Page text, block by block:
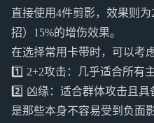
直接使用4件剪影，效果则
招）15%的增伤效果。
在选择常用卡带时，可以考
1️⃣ 2+2攻击：几乎适合所有
2️⃣ 凶缘：适合群体攻击且
是那些本身不容易受到负面